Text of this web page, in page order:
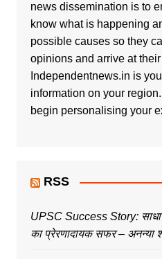
news dissemination is to
know what is happening
possible causes so they
opinions and arrive at
Independentnews.in is
information on your
begin personalising your
RSS
UPSC Success Story:
का प्रेरणादायक सफर – अनन्या